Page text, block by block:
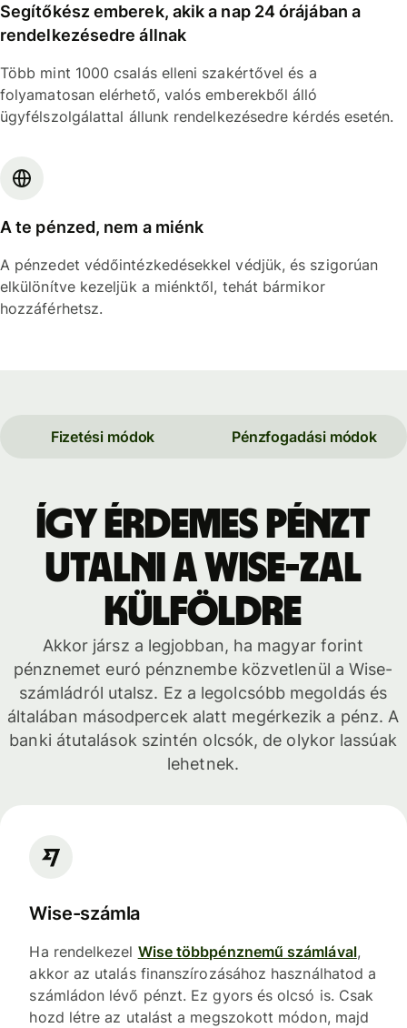
Segítőkész emberek, akik a nap 24 órájában a
rendelkezésedre állnak
Több mint 1000 csalás elleni szakértővel és a
folyamatosan elérhető, valós emberekből álló
ügyfélszolgálattal állunk rendelkezésedre kérdés esetén.
A te pénzed, nem a miénk
A pénzedet védőintézkedésekkel védjük, és szigorúan
elkülönítve kezeljük a miénktől, tehát bármikor
hozzáférhetsz.
Fizetési módok Pénzfogadási módok
Így érdemes pénzt
utalni a Wise-zal
külföldre
Akkor jársz a legjobban, ha magyar forint
pénznemet euró pénznembe közvetlenül a Wise-
számládról utalsz. Ez a legolcsóbb megoldás és
általában másodpercek alatt megérkezik a pénz. A
banki átutalások szintén olcsók, de olykor lassúak
lehetnek.
Wise-számla
Ha rendelkezel Wise többpénznemű számlával,
akkor az utalás finanszírozásához használhatod a
számládon lévő pénzt. Ez gyors és olcsó is. Csak
hozd létre az utalást a megszokott módon, majd